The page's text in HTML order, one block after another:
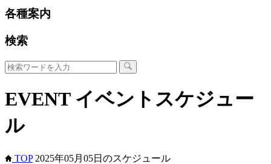
各種案内
検索
EVENT イベントスケジュー
ル
TOP 2025年05月05日のスケジュール